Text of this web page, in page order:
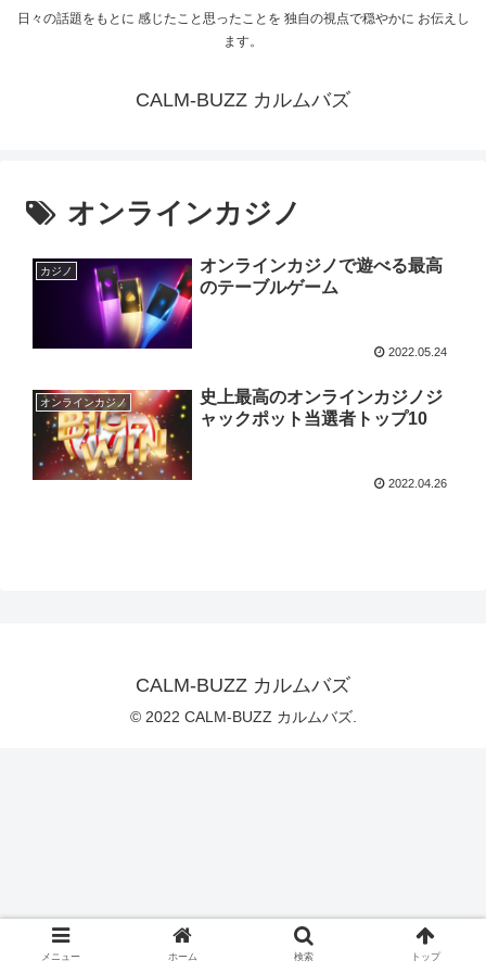
日々の話題をもとに 感じたこと思ったことを 独自の視点で穏やかに お伝えし
ます。
CALM-BUZZ カルムバズ
オンラインカジノ
カジノ
オンラインカジノで遊べる最高
のテーブルゲーム
2022.05.24
オンラインカジノ
史上最高のオンラインカジノジ
ャックポット当選者トップ10
2022.04.26
CALM-BUZZ カルムバズ
© 2022 CALM-BUZZ カルムバズ.
メニュー ホーム 検索 トップ